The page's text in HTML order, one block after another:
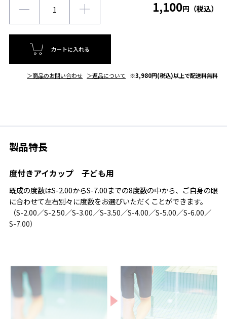
1,100円（税込）
カートに入れる
＞商品のお問い合わせ ＞返品について ※3,980円(税込)以上で配送料無料
製品特長
度付きアイカップ 子ども用
既成の度数はS-2.00からS-7.00までの8度数の中から、ご自身の眼
に合わせて左右別々に度数をお選びいただくことができます。
（S-2.00／S-2.50／S-3.00／S-3.50／S-4.00／S-5.00／S-6.00／
S-7.00）